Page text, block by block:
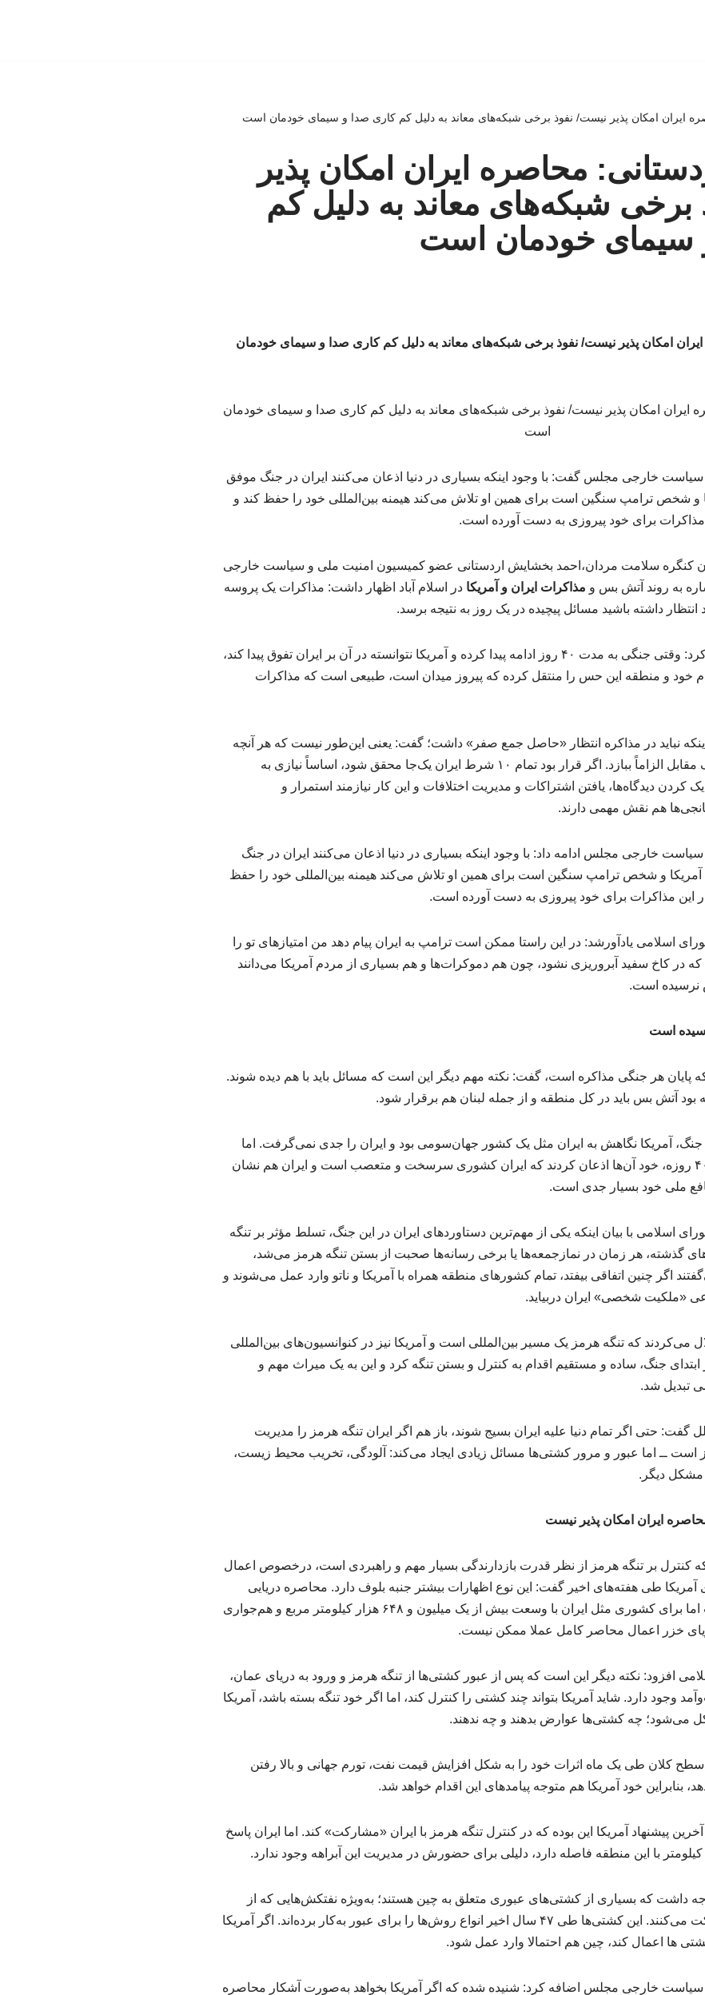
ایران امکان پذیر نیست/ نفوذ برخی شبکه‌های معاند به دلیل کم کاری صدا و سیمای خودمان است
محاصره ایران امکان پذیر
شبکه‌های معاند به دلیل کم
سیمای خودمان است
امکان پذیر نیست/ نفوذ برخی شبکه‌های معاند به دلیل کم کاری صدا و سیمای خودمان
خارجی مجلس گفت: با وجود اینکه بسیاری در دنیا اذعان می‌کنند ایران در جنگ موفق
و شخص ترامپ سنگین است برای همین او تلاش می‌کند هیمنه بین‌المللی خود را حفظ کند و
برای خود پیروزی به دست آورده است.
کنگره سلامت مردان،احمد بخشایش اردستانی عضو کمیسیون امنیت ملی و سیاست خارجی
به روند آتش بس و مذاکرات ایران و آمریکادر اسلام آباد اظهار داشت: مذاکرات یک پروسه‌
داشته باشید مسائل پیچیده در یک روز به نتیجه برسد.
بنا بر روایت ایرنا، وی اضافه کرد: وقتی جنگی به مدت ۴۰ روز ادامه پیدا کرده و آمریکا نتوانسته در آن بر ایران تفوق پیدا کند،
خود و منطقه این حس را منتقل کرده که پیروز میدان است، طبیعی است که مذاکرات
اینکه نباید در مذاکره انتظار «حاصل جمع صفر» داشت؛ گفت: یعنی این‌طور نیست که هر آنچه
ایران به دست می‌آورد، طرف مقابل الزاماً ببازد. اگر قرار بود تمام ۱۰ شرط ایران یک‌جا محقق شود، اساساً نیازی به
کردن دیدگاه‌ها، یافتن اشتراکات و مدیریت اختلافات و این کار نیازمند استمرار و
هم نقش مهمی دارند.
خارجی مجلس ادامه داد: با وجود اینکه بسیاری در دنیا اذعان می‌کنند ایران در جنگ
آمریکا و شخص ترامپ سنگین است برای همین او تلاش می‌کند هیمنه بین‌المللی خود را حفظ
این مذاکرات برای خود پیروزی به دست آورده است.
اسلامی یادآورشد: در این راستا ممکن است ترامپ به ایران پیام دهد من امتیازهای تو را
که در کاخ سفید آبروریزی نشود، چون هم دموکرات‌ها و هم بسیاری از مردم آمریکا می‌دانند
نرسیده است.
است
پایان هر جنگی مذاکره است، گفت: نکته مهم دیگر این است که مسائل باید با هم دیده شوند.
بود آتش بس باید در کل منطقه و از جمله لبنان هم برقرار شود.
جنگ، آمریکا نگاهش به ایران مثل یک کشور جهان‌سومی بود و ایران را جدی نمی‌گرفت. اما
پس از جنگ ۱۲ روزه و جنگ ۴۰ روزه، خود آن‌ها اذعان کردند که ایران کشوری سرسخت و متعصب است و ایران هم نشان
ملی خود بسیار جدی است.
اسلامی با بیان اینکه یکی از مهم‌ترین دستاوردهای ایران در این جنگ، تسلط مؤثر بر تنگه
گذشته، هر زمان در نمازجمعه‌ها یا برخی رسانه‌ها صحبت از بستن تنگه هرمز می‌شد،
اگر چنین اتفاقی بیفتد، تمام کشورهای منطقه همراه با آمریکا و ناتو وارد عمل می‌شوند و
«ملکیت شخصی» ایران دربیاید.
می‌کردند که تنگه هرمز یک مسیر بین‌المللی است و آمریکا نیز در کنوانسیون‌های بین‌المللی
ابتدای جنگ، ساده و مستقیم اقدام به کنترل و بستن تنگه کرد و این به یک میراث مهم و
تبدیل شد.
گفت: حتی اگر تمام دنیا علیه ایران بسیج شوند، باز هم اگر ایران تنگه هرمز را مدیریت
باز است ــ اما عبور و مرور کشتی‌ها مسائل زیادی ایجاد می‌کند: آلودگی، تخریب محیط زیست،
مشکل دیگر.
کنترل بر تنگه هرمز از نظر قدرت بازدارندگی بسیار مهم و راهبردی است، درخصوص اعمال
آمریکا طی هفته‌های اخیر گفت: این نوع اظهارات بیشتر جنبه‌ بلوف دارد. محاصره دریایی
برای هر کشوری دشوار است اما برای کشوری مثل ایران با وسعت بیش از یک میلیون و ۶۴۸ هزار کیلومتر مربع و هم‌جواری
افزود: نکته‌ دیگر این است که پس از عبور کشتی‌ها از تنگه هرمز و ورود به دریای عمان،
وجود دارد. شاید آمریکا بتواند چند کشتی را کنترل کند، اما اگر خود تنگه بسته باشد، آمریکا
می‌شود؛ چه کشتی‌ها عوارض بدهند و چه ندهند.
کلان طی یک ماه اثرات خود را به شکل افزایش قیمت نفت، تورم جهانی و بالا رفتن
بنابراین خود آمریکا هم متوجه پیامدهای این اقدام خواهد شد.
پیشنهاد آمریکا این بوده که در کنترل تنگه هرمز با ایران «مشارکت» کند. اما ایران پاسخ
داشت که بسیاری از کشتی‌های عبوری متعلق به چین هستند؛ به‌ویژه نفتکش‌هایی که از
ایران به سمت بنادر چین حرکت می‌کنند. این کشتی‌ها طی ۴۷ سال اخیر انواع روش‌ها را برای عبور به‌کار برده‌اند. اگر آمریکا
ها اعمال کند، چین هم احتمالا وارد عمل شود.
خارجی مجلس اضافه کرد: شنیده شده که اگر آمریکا بخواهد به‌صورت آشکار محاصره‌